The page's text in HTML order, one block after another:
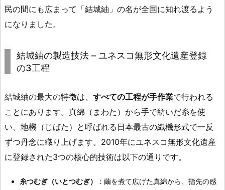
民の間にも広まって「結城紬」の名が全国に知れ渡るよう
になりました。
結城紬の製造技法 – ユネスコ無形文化遺産登録
の3工程
結城紬の最大の特徴は、 すべての工程が手作業で行われる
ことにあります。真綿（まわた）から手で紡いだ糸を使
い、地機（じばた）と呼ばれる日本最古の織機形式で一反
ずつ丹念に織り上げます。2010年にユネスコ無形文化遺産
に登録された3つの核心的技術は以下の通りです。
糸つむぎ（いとつむぎ）
：繭を煮て広げた真綿から、指先の感